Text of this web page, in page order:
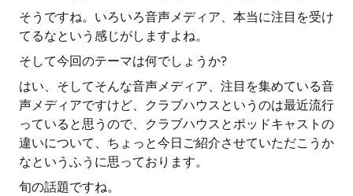
そうですね。いろいろ音声メディア、本当に注目を受け
てるなという感じがしますよね。
そして今回のテーマは何でしょうか?
はい、そしてそんな音声メディア、注目を集めている音
声メディアですけど、クラブハウスというのは最近流行
っていると思うので、クラブハウスとポッドキャストの
違いについて、ちょっと今日ご紹介させていただこうか
なというふうに思っております。
旬の話題ですね。